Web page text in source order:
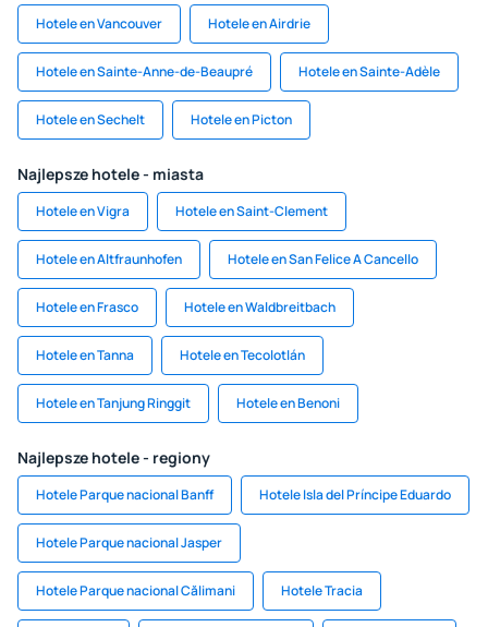
Hotele en Vancouver Hotele en Airdrie
Hotele en Sainte-Anne-de-Beaupré Hotele en Sainte-Adèle
Hotele en Sechelt Hotele en Picton
Najlepsze hotele - miasta
Hotele en Vigra Hotele en Saint-Clement
Hotele en Altfraunhofen Hotele en San Felice A Cancello
Hotele en Frasco Hotele en Waldbreitbach
Hotele en Tanna Hotele en Tecolotlán
Hotele en Tanjung Ringgit Hotele en Benoni
Najlepsze hotele - regiony
Hotele Parque nacional Banff Hotele Isla del Príncipe Eduardo
Hotele Parque nacional Jasper
Hotele Parque nacional Călimani Hotele Tracia